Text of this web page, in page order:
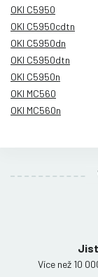
OKI C5950
OKI C5950cdtn
OKI C5950dn
OKI C5950dtn
OKI C5950n
OKI MC560
OKI MC560n
Více než 10